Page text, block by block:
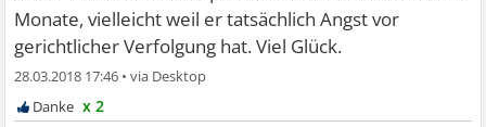
Monate, vielleicht weil er tatsächlich Angst vor
gerichtlicher Verfolgung hat. Viel Glück.
28.03.2018 17:46 •
x 2